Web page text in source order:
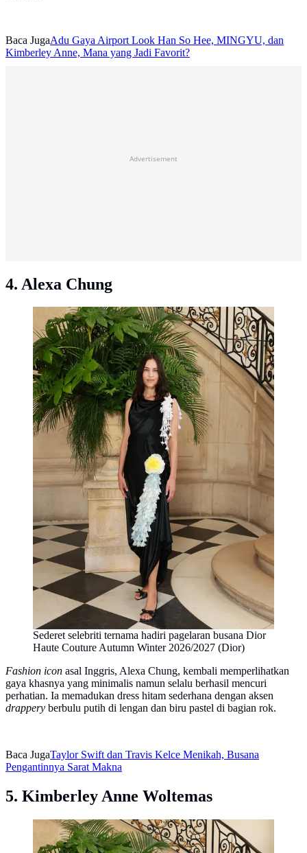
Baca JugaAdu Gaya Airport Look Han So Hee, MINGYU, dan
Kimberley Anne, Mana yang Jadi Favorit?
Advertisement
4. Alexa Chung
Sederet selebriti ternama hadiri pagelaran busana Dior
Haute Couture Autumn Winter 2026/2027 (Dior)
Fashion icon asal Inggris, Alexa Chung, kembali memperlihatkan
gaya khasnya yang minimalis namun selalu berhasil mencuri
perhatian. Ia memadukan dress hitam sederhana dengan aksen
drappery berbulu putih di lengan dan biru pastel di bagian rok.
Baca JugaTaylor Swift dan Travis Kelce Menikah, Busana
Pengantinnya Sarat Makna
5. Kimberley Anne Woltemas